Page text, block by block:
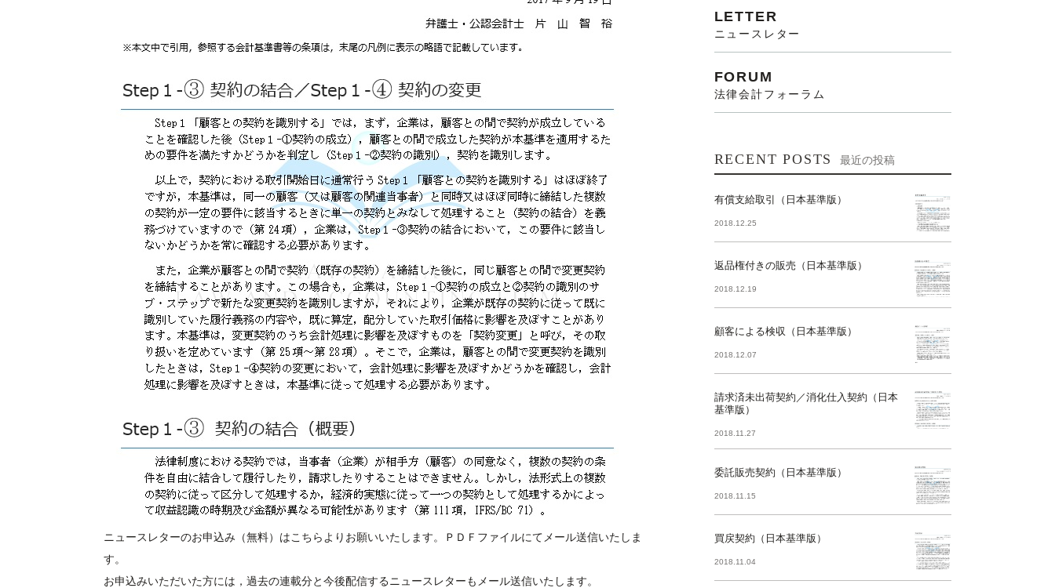
ニュースレターのお申込み（無料）はこちら よりお願いいたします。ＰＤＦファイルにてメール送信いたしま
す。
お申込みいただいた方には，過去の連載分と今後配信するニュースレターもメール送信いたします。
LETTER
ニュースレター
FORUM
法律会計フォーラム
RECENT POSTS 最近の投稿
有償支給取引（日本基準版）
2018.12.25
返品権付きの販売（日本基準版）
2018.12.19
顧客による検収（日本基準版）
2018.12.07
請求済未出荷契約／消化仕入契約（日本
基準版）
2018.11.27
委託販売契約（日本基準版）
2018.11.15
買戻契約（日本基準版）
2018.11.04